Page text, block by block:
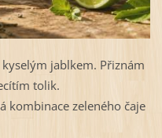
jablkem. Přiznám
tolik.
kombinace zeleného čaje